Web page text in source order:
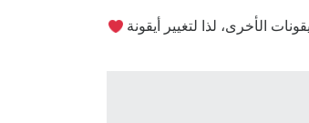
الأخرى، لذا لتغيير أيقونة